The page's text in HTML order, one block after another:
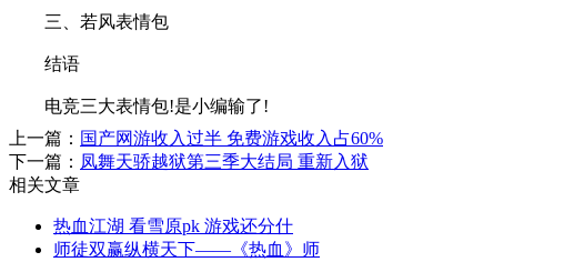
三、若风表情包
结语
电竞三大表情包!是小编输了!
上一篇： 国产网游收入过半 免费游戏收入占60%
下一篇： 凤舞天骄越狱第三季大结局 重新入狱
相关文章
热血江湖 看雪原pk 游戏还分什
师徒双赢纵横天下――《热血》师